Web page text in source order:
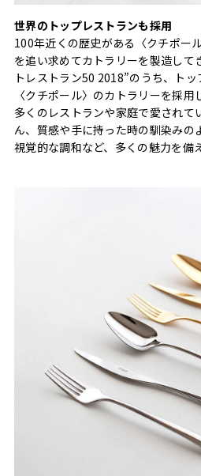
世界のトップレストランも採用
100年近くの歴史がある〈クチポー
を追い求めてカトラリーを製造して
トレストラン50 2018”のうち、ト
〈クチポール〉のカトラリーを採
多くのレストランや家庭で愛されて
ん、質感や手に持った時の馴染みの
視覚的な調和など、多くの魅力を備